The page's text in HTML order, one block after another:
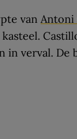
van Antoni
in verval.